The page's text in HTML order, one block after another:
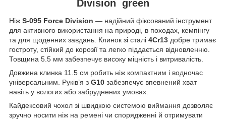
Division green
Ніж S-095 Force Division — надійний фіксований інструмент
для активного використання на природі, в походах, кемпінгу
та для щоденних завдань. Клинок зі сталі 4Cr13 добре тримає
гостроту, стійкий до корозії та легко піддається відновленню.
Товщина 5.5 мм забезпечує високу міцність і витривалість.
Довжина клинка 11.5 см робить ніж компактним і водночас
універсальним. Руків’я з G10 забезпечує впевнений хват
навіть у вологих або забруднених умовах.
Кайдексовий чохол зі швидкою системою виймання дозволяє
зручно носити ніж на ремені чи спорядженні й отримувати